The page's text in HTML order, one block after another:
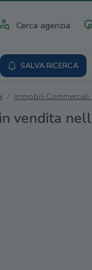
Cerca agenzia
SALVA RICERCA
Immobili Commerciali
vendita